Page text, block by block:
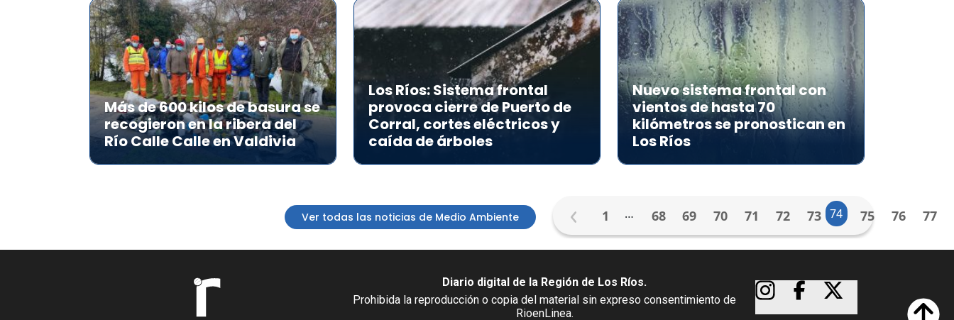
Más de 600 kilos de basura se
recogieron en la ribera del
Río Calle Calle en Valdivia
Los Ríos: Sistema frontal
provoca cierre de Puerto de
Corral, cortes eléctricos y
caída de árboles
Nuevo sistema frontal con
vientos de hasta 70
kilómetros se pronostican en
Los Ríos
Ver todas las noticias de Medio Ambiente 1 … 68 69 70 71 72 73 74 75 76 77
Diario digital de la Región de Los Ríos.
Prohibida la reproducción o copia del material sin expreso consentimiento de
RioenLinea.